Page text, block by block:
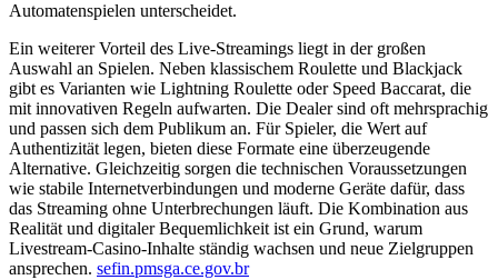
Automatenspielen unterscheidet.
Ein weiterer Vorteil des Live-Streamings liegt in der großen
Auswahl an Spielen. Neben klassischem Roulette und Blackjack
gibt es Varianten wie Lightning Roulette oder Speed Baccarat, die
mit innovativen Regeln aufwarten. Die Dealer sind oft mehrsprachig
und passen sich dem Publikum an. Für Spieler, die Wert auf
Authentizität legen, bieten diese Formate eine überzeugende
Alternative. Gleichzeitig sorgen die technischen Voraussetzungen
wie stabile Internetverbindungen und moderne Geräte dafür, dass
das Streaming ohne Unterbrechungen läuft. Die Kombination aus
Realität und digitaler Bequemlichkeit ist ein Grund, warum
Livestream-Casino-Inhalte ständig wachsen und neue Zielgruppen
ansprechen. sefin.pmsga.ce.gov.br